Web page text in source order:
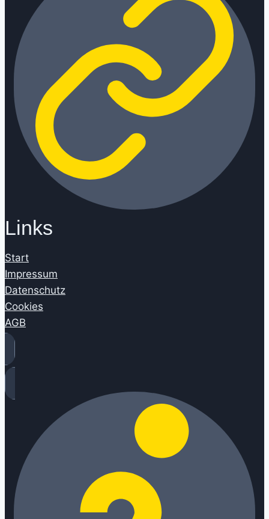
Links
Start
Impressum
Datenschutz
Cookies
AGB